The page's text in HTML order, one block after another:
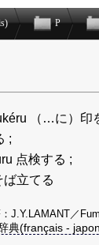
P
（…に）印
;
点検する ;
ば立てる
J.Y.LAMANT／
典(français -